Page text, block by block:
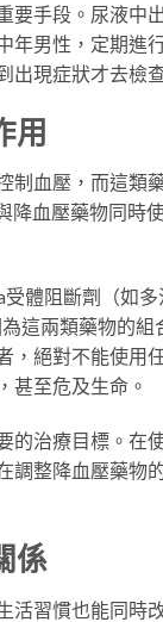
要手段。尿液中
年男性，定期進
出現症狀才去檢
用
血壓，而這類
血壓藥物同時
體阻斷劑（如
這兩類藥物的
絕對不能使用
甚至危及生命。
治療目標。在
調整降血壓藥物
係
活習慣也能同時